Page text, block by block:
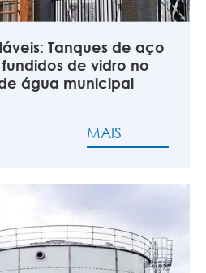
Tanques de aço
de vidro no
água municipal
MAIS